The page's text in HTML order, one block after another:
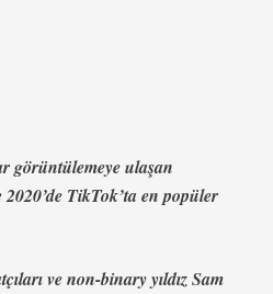
görüntülemeye ulaşan
TikTok’ta en popüler
ve non-binary yıldız Sam